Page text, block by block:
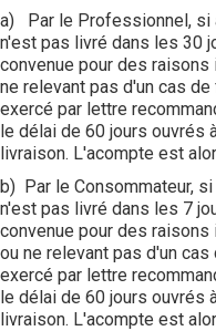
a) Par le Professionnel, si
n'est pas livré dans les 30
convenue pour des
ne relevant pas d'un cas
exercé par lettre
le délai de 60 jours ouvrés
livraison. L'acompte est
b) Par le Consommateur,
n'est pas livré dans les 7
convenue pour des
ou ne relevant pas d'un
exercé par lettre
le délai de 60 jours ouvrés
livraison. L'acompte est